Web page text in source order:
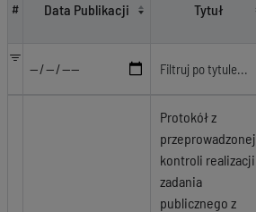
# Data Publikacji Tytuł
Protokół z
przeprowadzonej
kontroli realizacji
zadania
publicznego z